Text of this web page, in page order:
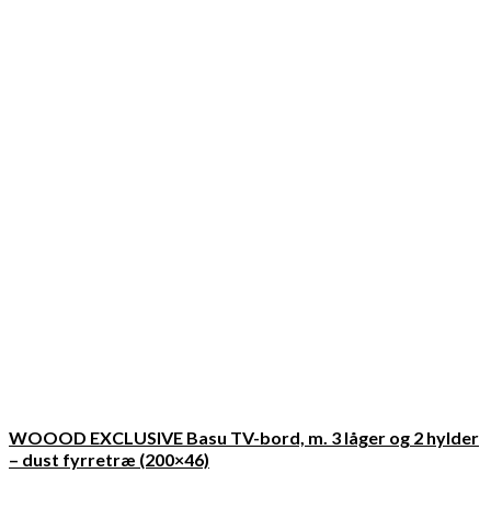
WOOOD EXCLUSIVE Basu TV-bord, m. 3 låger og 2 hylder
– dust fyrretræ (200×46)